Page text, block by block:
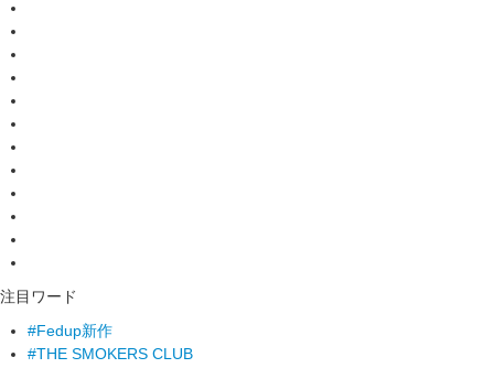
注目ワード
#Fedup新作
#THE SMOKERS CLUB